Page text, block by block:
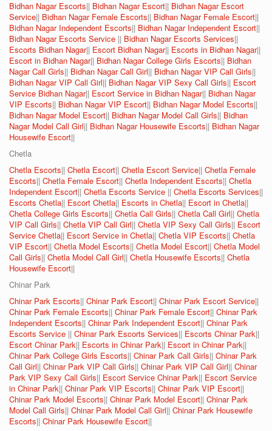
Bidhan Nagar Escorts|| Bidhan Nagar Escort|| Bidhan Nagar Escort
Service|| Bidhan Nagar Female Escorts|| Bidhan Nagar Female Escort||
Bidhan Nagar Independent Escorts|| Bidhan Nagar Independent Escort||
Bidhan Nagar Escorts Service || Bidhan Nagar Escorts Services||
Escorts Bidhan Nagar|| Escort Bidhan Nagar|| Escorts in Bidhan Nagar||
Escort in Bidhan Nagar|| Bidhan Nagar College Girls Escorts|| Bidhan
Nagar Call Girls|| Bidhan Nagar Call Girl|| Bidhan Nagar VIP Call Girls||
Bidhan Nagar VIP Call Girl|| Bidhan Nagar VIP Sexy Call Girls|| Escort
Service Bidhan Nagar|| Escort Service in Bidhan Nagar|| Bidhan Nagar
VIP Escorts|| Bidhan Nagar VIP Escort|| Bidhan Nagar Model Escorts||
Bidhan Nagar Model Escort|| Bidhan Nagar Model Call Girls|| Bidhan
Nagar Model Call Girl|| Bidhan Nagar Housewife Escorts|| Bidhan Nagar
Housewife Escort||
Chetla
Chetla Escorts|| Chetla Escort|| Chetla Escort Service|| Chetla Female
Escorts|| Chetla Female Escort|| Chetla Independent Escorts|| Chetla
Independent Escort|| Chetla Escorts Service || Chetla Escorts Services||
Escorts Chetla|| Escort Chetla|| Escorts in Chetla|| Escort in Chetla||
Chetla College Girls Escorts|| Chetla Call Girls|| Chetla Call Girl|| Chetla
VIP Call Girls|| Chetla VIP Call Girl|| Chetla VIP Sexy Call Girls|| Escort
Service Chetla|| Escort Service in Chetla|| Chetla VIP Escorts|| Chetla
VIP Escort|| Chetla Model Escorts|| Chetla Model Escort|| Chetla Model
Call Girls|| Chetla Model Call Girl|| Chetla Housewife Escorts|| Chetla
Housewife Escort||
Chinar Park
Chinar Park Escorts|| Chinar Park Escort|| Chinar Park Escort Service||
Chinar Park Female Escorts|| Chinar Park Female Escort|| Chinar Park
Independent Escorts|| Chinar Park Independent Escort|| Chinar Park
Escorts Service || Chinar Park Escorts Services|| Escorts Chinar Park||
Escort Chinar Park|| Escorts in Chinar Park|| Escort in Chinar Park||
Chinar Park College Girls Escorts|| Chinar Park Call Girls|| Chinar Park
Call Girl|| Chinar Park VIP Call Girls|| Chinar Park VIP Call Girl|| Chinar
Park VIP Sexy Call Girls|| Escort Service Chinar Park|| Escort Service
in Chinar Park|| Chinar Park VIP Escorts|| Chinar Park VIP Escort||
Chinar Park Model Escorts|| Chinar Park Model Escort|| Chinar Park
Model Call Girls|| Chinar Park Model Call Girl|| Chinar Park Housewife
Escorts|| Chinar Park Housewife Escort||